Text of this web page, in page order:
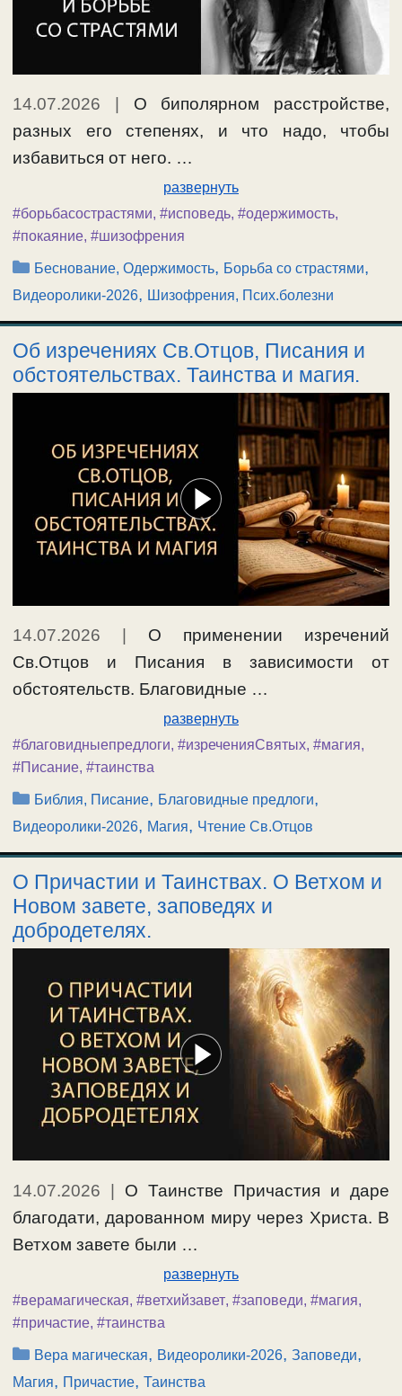
14.07.2026
О биполярном расстройстве,
разных его степенях, и что надо, чтобы
избавиться от него. …
развернуть
#борьбасострастями, #исповедь, #одержимость,
#покаяние, #шизофрения
Рубрики
Беснование, Одержимость, Борьба со страстями,
Видеоролики-2026, Шизофрения, Псих.болезни
Об изречениях Св.Отцов, Писания и
обстоятельствах. Таинства и магия.
14.07.2026
О применении изречений
Св.Отцов и Писания в зависимости от
обстоятельств. Благовидные …
развернуть
#благовидныепредлоги, #изреченияСвятых, #магия,
#Писание, #таинства
Рубрики
Библия, Писание, Благовидные предлоги,
Видеоролики-2026, Магия, Чтение Св.Отцов
О Причастии и Таинствах. О Ветхом и
Новом завете, заповедях и
добродетелях.
14.07.2026
О Таинстве Причастия и даре
благодати, дарованном миру через Христа. В
Ветхом завете были …
развернуть
#верамагическая, #ветхийзавет, #заповеди, #магия,
#причастие, #таинства
Рубрики
Вера магическая, Видеоролики-2026,Заповеди,
Магия, Причастие, Таинства